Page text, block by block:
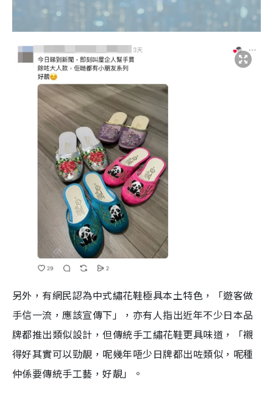
另外，有網民認為中式繡花鞋極具本土特色，「遊客做
手信一流，應該宣傳下」，亦有人指出近年不少日本品
牌都推出類似設計，但傳統手工繡花鞋更具味道，「襯
得好其實可以勁靚，呢幾年唔少日牌都出咗類似，呢種
仲係要傳統手工藝，好靚」。